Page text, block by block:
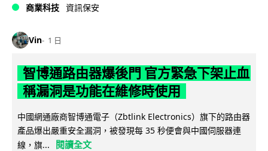
商業科技 資訊保安
Vin 1 日
智博通路由器爆後門 官方緊急下架止血
稱漏洞是功能在維修時使用
中國網通廠商智博通電子（Zbtlink Electronics）旗下的路由器
產品爆出嚴重安全漏洞，被發現每 35 秒便會與中國伺服器連
線，旗...
閱讀全文